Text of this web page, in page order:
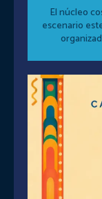
El núcleo
escenario